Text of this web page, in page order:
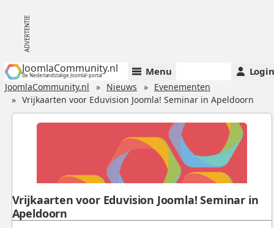
JoomlaCommunity.nl
de Nederlandstalige Joomla!-portal Menu Login
JoomlaCommunity.nl Nieuws
Evenementen
Vrijkaarten voor Eduvision Joomla! Seminar in Apeldoorn
Vrijkaarten voor Eduvision Joomla! Seminar in
Apeldoorn